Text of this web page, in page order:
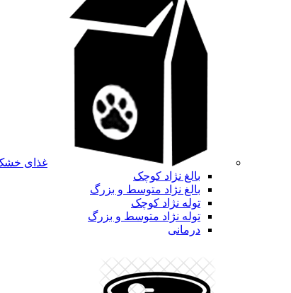
غذای
بالغ نژاد کوچک
بالغ نژاد متوسط و بزرگ
توله نژاد کوچک
توله نژاد متوسط و بزرگ
درمانی